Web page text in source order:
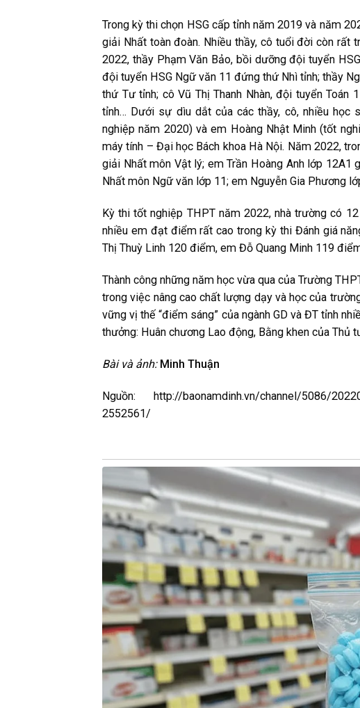
Trong kỳ thi chọn HSG cấp tỉnh năm 2019 và năm
giải Nhất toàn đoàn. Nhiều thầy, cô tuổi đời còn rất
2022, thầy Phạm Văn Bảo, bồi dưỡng đội tuyển
đội tuyển HSG Ngữ văn 11 đứng thứ Nhì tỉnh; thầy
thứ Tư tỉnh; cô Vũ Thị Thanh Nhàn, đội tuyển
tỉnh… Dưới sự dìu dắt của các thầy, cô, nhiều học
nghiệp năm 2020) và em Hoàng Nhật Minh (tốt
máy tính – Đại học Bách khoa Hà Nội. Năm 2022,
giải Nhất môn Vật lý; em Trần Hoàng Anh lớp
Nhất môn Ngữ văn lớp 11; em Nguyễn Gia Phương
Kỳ thi tốt nghiệp THPT năm 2022, nhà trường có
nhiều em đạt điểm rất cao trong kỳ thi Đánh giá
Thị Thuỳ Linh 120 điểm, em Đỗ Quang Minh 119
Thành công những năm học vừa qua của Trường
trong việc nâng cao chất lượng dạy và học của
vững vị thế “điểm sáng” của ngành GD và ĐT tỉnh
thưởng: Huân chương Lao động, Bằng khen của Thủ
Bài và ảnh: Minh Thuận
Nguồn: http://baonamdinh.vn/channel/5086/
2552561/